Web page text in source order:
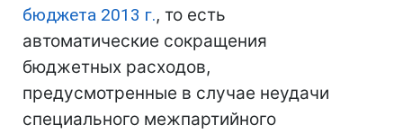
бюджета 2013 г., то есть
автоматические сокращения
бюджетных расходов,
предусмотренные в случае неудачи
специального межпартийного